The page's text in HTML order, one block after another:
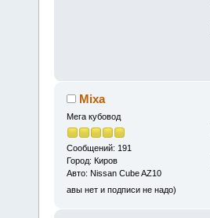
Mixa
Мега кубовод
Сообщений: 191
Город: Киров
Авто: Nissan Cube AZ10
авы нет и подписи не надо)